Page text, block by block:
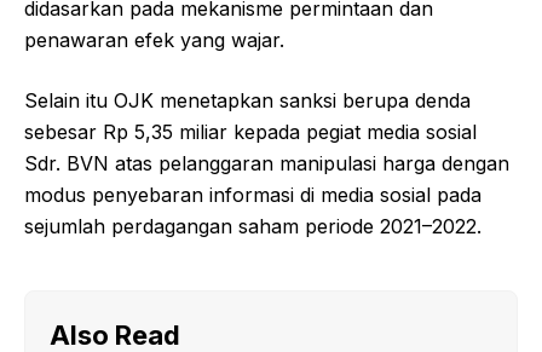
didasarkan pada mekanisme permintaan dan
penawaran efek yang wajar.
Selain itu OJK menetapkan sanksi berupa denda
sebesar Rp 5,35 miliar kepada pegiat media sosial
Sdr. BVN atas pelanggaran manipulasi harga dengan
modus penyebaran informasi di media sosial pada
sejumlah perdagangan saham periode 2021–2022.
Also Read